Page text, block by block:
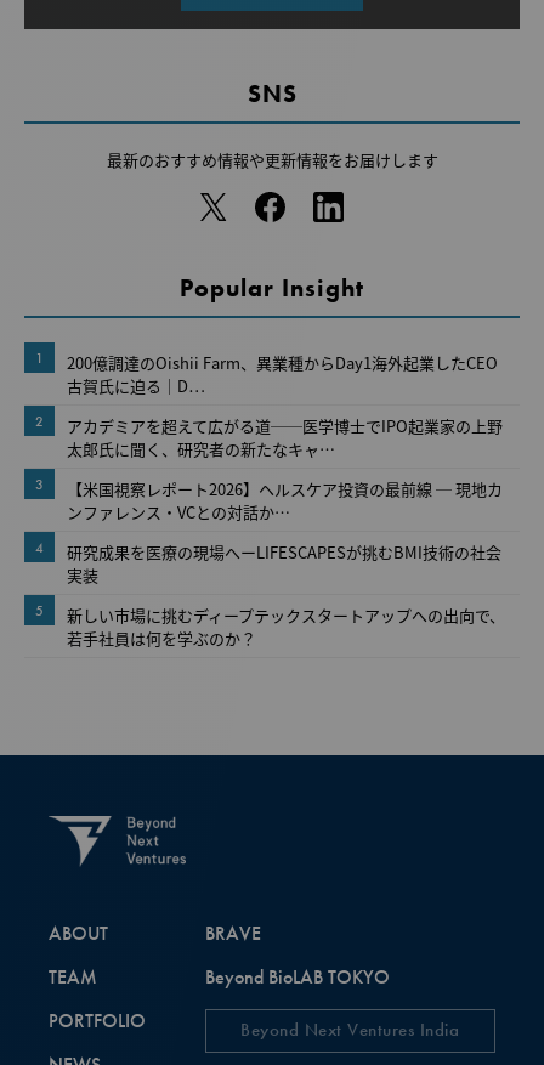
SNS
最新のおすすめ情報や更新情報をお届けします
Popular Insight
1
200億調達のOishii Farm、異業種からDay1海外起業したCEO
古賀氏に迫る｜D…
2
アカデミアを超えて広がる道──医学博士でIPO起業家の上野
太郎氏に聞く、研究者の新たなキャ…
3
【米国視察レポート2026】ヘルスケア投資の最前線 ─ 現地カ
ンファレンス・VCとの対話か…
4
研究成果を医療の現場へーLIFESCAPESが挑むBMI技術の社会
実装
5
新しい市場に挑むディープテックスタートアップへの出向で、
若手社員は何を学ぶのか？
ABOUT
TEAM
PORTFOLIO
BRAVE
Beyond BioLAB TOKYO
Beyond Next Ventures India